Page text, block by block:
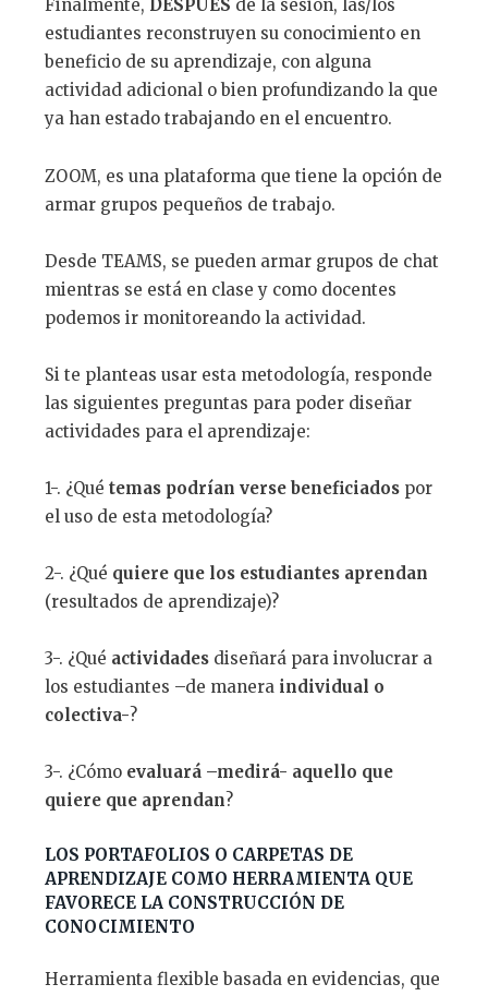
Finalmente, DESPUÉS de la sesión, las/los
estudiantes reconstruyen su conocimiento en
beneficio de su aprendizaje, con alguna
actividad adicional o bien profundizando la que
ya han estado trabajando en el encuentro.
ZOOM, es una plataforma que tiene la opción de
armar grupos pequeños de trabajo.
Desde TEAMS, se pueden armar grupos de chat
mientras se está en clase y como docentes
podemos ir monitoreando la actividad.
Si te planteas usar esta metodología, responde
las siguientes preguntas para poder diseñar
actividades para el aprendizaje:
1-. ¿Qué temas podrían verse beneficiadospor
el uso de esta metodología?
2-. ¿Qué quiere que los estudiantes aprendan
(resultados de aprendizaje)?
3-. ¿Qué actividadesdiseñará para involucrar a
los estudiantes –de manera individual o
colectiva-?
3-. ¿Cómo evaluará –medirá- aquello que
quiere que aprendan?
LOS PORTAFOLIOS O CARPETAS DE
APRENDIZAJE COMO HERRAMIENTA QUE
FAVORECE LA CONSTRUCCIÓN DE
CONOCIMIENTO
Herramienta flexible basada en evidencias, que